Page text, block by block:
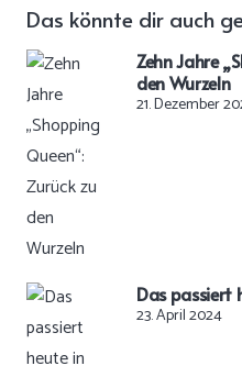
Das könnte dir auch
Zehn Jahre
den Wurzeln
21. Dezember
Das passiert
23. April 2024